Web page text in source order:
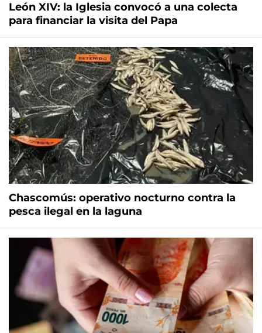
León XIV: la Iglesia convocó a una colecta
para financiar la visita del Papa
Chascomús: operativo nocturno contra la
pesca ilegal en la laguna